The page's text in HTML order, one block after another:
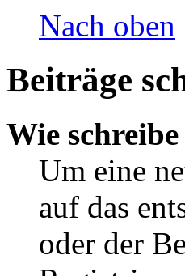
Nach oben
Beiträge
Wie
Um eine
auf das
oder der